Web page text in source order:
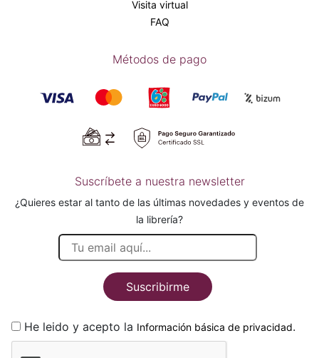
Visita virtual
FAQ
Métodos de pago
Suscríbete a nuestra newsletter
¿Quieres estar al tanto de las últimas novedades y eventos de
la librería?
Suscribirme
He leido y acepto la Información básica de privacidad.